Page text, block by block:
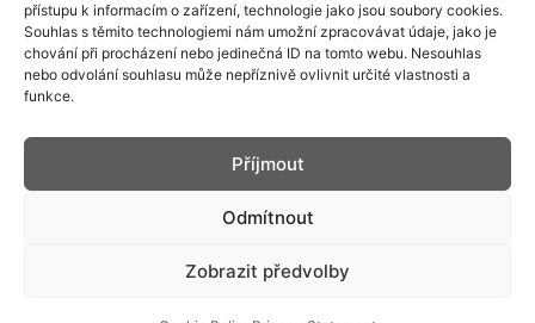
přístupu k informacím o zařízení, technologie jako jsou soubory cookies.
Souhlas s těmito technologiemi nám umožní zpracovávat údaje, jako je
chování při procházení nebo jedinečná ID na tomto webu. Nesouhlas
nebo odvolání souhlasu může nepříznivě ovlivnit určité vlastnosti a
funkce.
Příjmout
Odmítnout
Zobrazit předvolby